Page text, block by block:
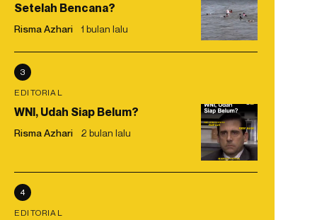
Setelah Bencana?
Risma Azhari 1 bulan lalu
3
EDITORIAL
WNI, Udah Siap Belum?
Risma Azhari 2 bulan lalu
4
EDITORIAL